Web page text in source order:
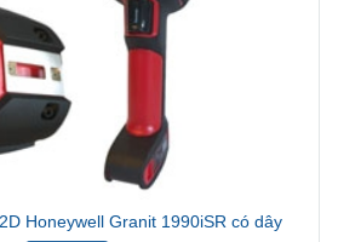
Honeywell Granit 1990iSR có dây